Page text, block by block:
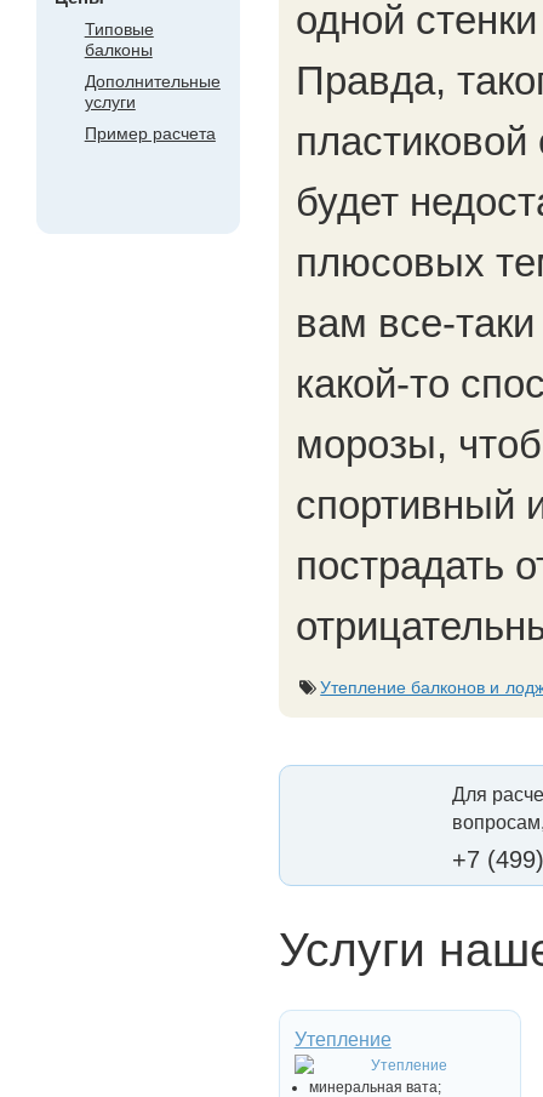
Типовые
балконы
Дополнительные
услуги
Пример расчета
одной
Правда,
будет
плюсовых
вам все-
какой-то
морозы,
спортивный
пострадать
Утепление балконов и
Для
+7
Услуги
Утепление
минеральная вата;